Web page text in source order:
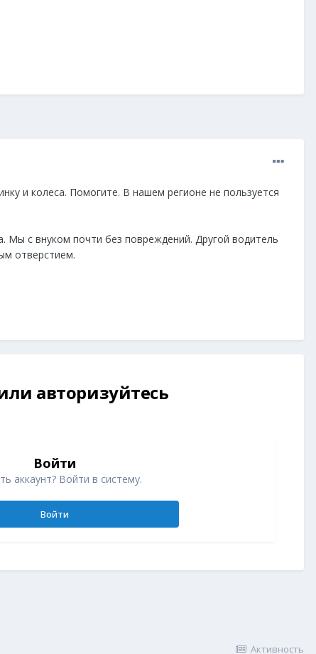
и колеса. Помогите. В нашем регионе не пользуется
с внуком почти без повреждений. Другой водитель
отверстием.
авторизуйтесь
Войти
аккаунт? Войти в систему.
Войти
Активность